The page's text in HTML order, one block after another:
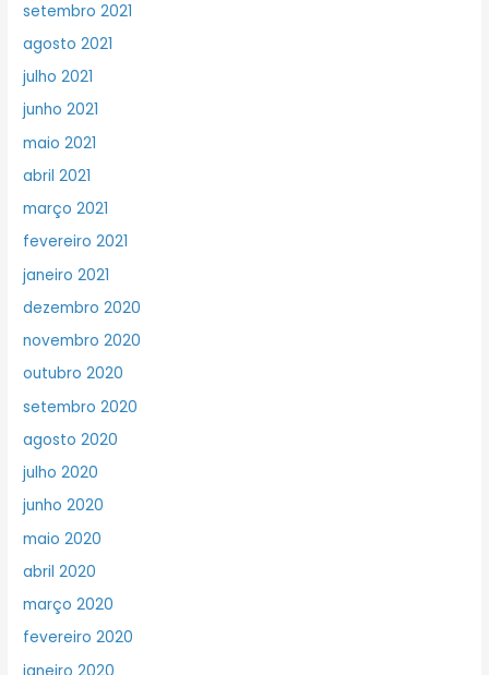
setembro 2021
agosto 2021
julho 2021
junho 2021
maio 2021
abril 2021
março 2021
fevereiro 2021
janeiro 2021
dezembro 2020
novembro 2020
outubro 2020
setembro 2020
agosto 2020
julho 2020
junho 2020
maio 2020
abril 2020
março 2020
fevereiro 2020
janeiro 2020